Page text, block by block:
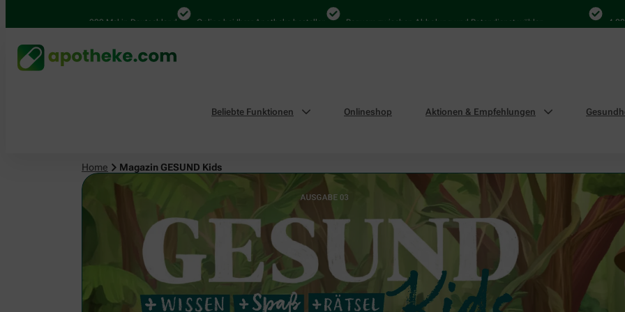
4.000 Mal in Deutschland Online bei Ihrer Apotheke bestellen Bequem zwischen Abholung und Botendienst wählen 4.000 Mal in
Beliebte Funktionen Onlineshop Aktionen & Empfehlungen
Home Magazin GESUND Kids